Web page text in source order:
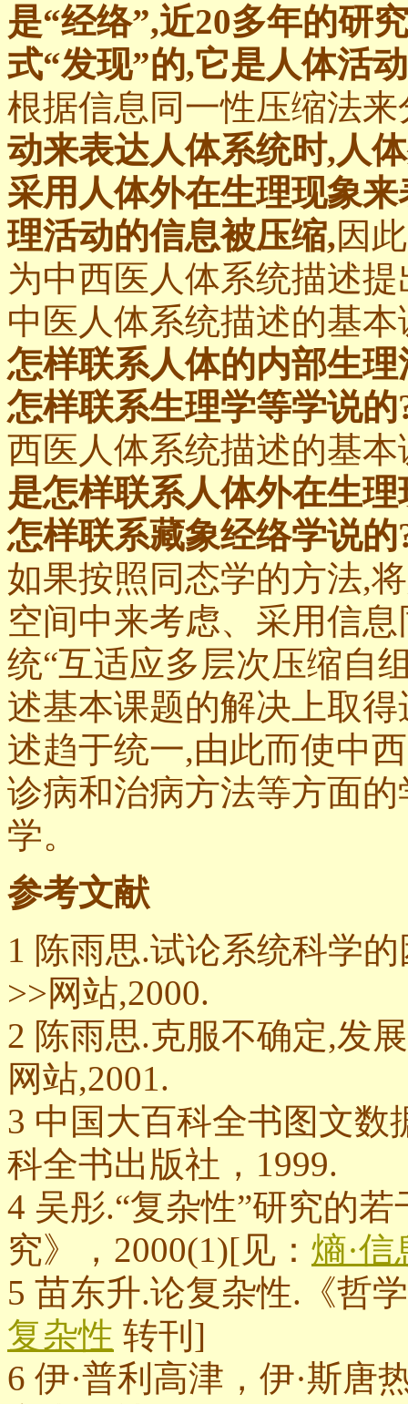
是“经络”,近20多年的研
式“发现”的,它是人体活
根据信息同一性压缩法
动来表达人体系统时,人
采用人体外在生理现象
理活动的信息被压缩,因
为中西医人体系统描述
中医人体系统描述的基
怎样联系人体的内部生
怎样联系生理学等学说的
西医人体系统描述的基
是怎样联系人体外在生
怎样联系藏象经络学说的
如果按照同态学的方法,
空间中来考虑、采用信
统“互适应多层次压缩自
述基本课题的解决上取
述趋于统一,由此而使中
诊病和治病方法等方面
学。
参考文献
1 陈雨思.试论系统科学
>>网站,2000.
2 陈雨思.克服不确定,发
网站,2001.
3 中国大百科全书图文数
科全书出版社，1999.
4 吴彤.“复杂性”研究的
究》，2000(1)[见： 熵·信
5 苗东升.论复杂性.《哲
复杂性 转刊]
6 伊·普利高津，伊·斯唐